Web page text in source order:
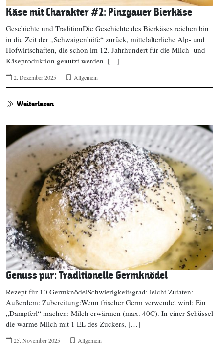
Käse mit Charakter #2: Pinzgauer Bierkäse
Geschichte und TraditionDie Geschichte des Bierkäses reichen bin
in die Zeit der „Schwaigenhöfe“ zurück, mittelalterliche Alp- und
Hofwirtschaften, die schon im 12. Jahrhundert für die Milch- und
Käseproduktion genutzt werden. […]
2. Dezember 2025 Allgemein
Weiterlesen
Genuss pur: Traditionelle Germknödel
Rezept für 10 GermknödelSchwierigkeitsgrad: leicht Zutaten:
Außerdem: Zubereitung:Wenn frischer Germ verwendet wird: Ein
„Dampferl“ machen: Milch erwärmen (max. 40C). In einer Schüssel
die warme Milch mit 1 EL des Zuckers, […]
25. November 2025 Allgemein